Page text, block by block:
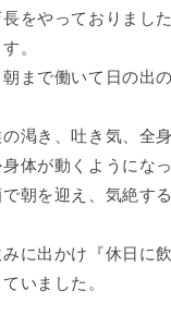
をやっておりました
。
まで働いて日の出の
渇き、吐き気、全
体が動くようにな
朝を迎え、気絶す
に出かけ『休日に
いました。